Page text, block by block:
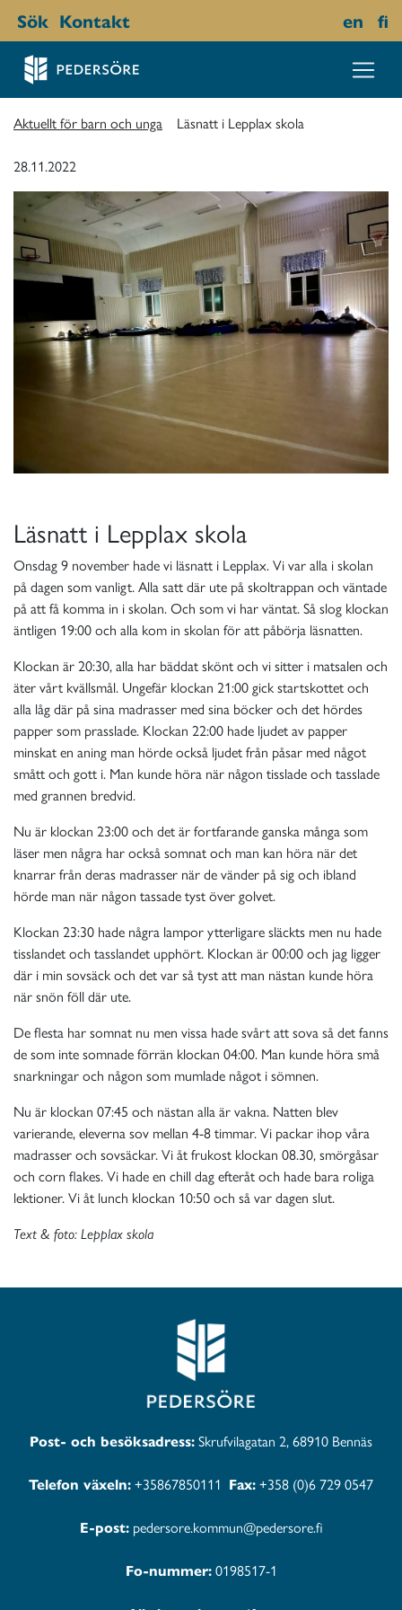
Sök Kontakt en fi
Aktuellt för barn och unga Läsnatt i Lepplax skola
28.11.2022
Läsnatt i Lepplax skola
Onsdag 9 november hade vi läsnatt i Lepplax. Vi var alla i skolan
på dagen som vanligt. Alla satt där ute på skoltrappan och väntade
på att få komma in i skolan. Och som vi har väntat. Så slog klockan
äntligen 19:00 och alla kom in skolan för att påbörja läsnatten.
Klockan är 20:30, alla har bäddat skönt och vi sitter i matsalen och
äter vårt kvällsmål. Ungefär klockan 21:00 gick startskottet och
alla låg där på sina madrasser med sina böcker och det hördes
papper som prasslade. Klockan 22:00 hade ljudet av papper
minskat en aning man hörde också ljudet från påsar med något
smått och gott i. Man kunde höra när någon tisslade och tasslade
med grannen bredvid.
Nu är klockan 23:00 och det är fortfarande ganska många som
läser men några har också somnat och man kan höra när det
knarrar från deras madrasser när de vänder på sig och ibland
hörde man när någon tassade tyst över golvet.
Klockan 23:30 hade några lampor ytterligare släckts men nu hade
tisslandet och tasslandet upphört. Klockan är 00:00 och jag ligger
där i min sovsäck och det var så tyst att man nästan kunde höra
när snön föll där ute.
De flesta har somnat nu men vissa hade svårt att sova så det fanns
de som inte somnade förrän klockan 04:00. Man kunde höra små
snarkningar och någon som mumlade något i sömnen.
Nu är klockan 07:45 och nästan alla är vakna. Natten blev
varierande, eleverna sov mellan 4-8 timmar. Vi packar ihop våra
madrasser och sovsäckar. Vi åt frukost klockan 08.30, smörgåsar
och corn flakes. Vi hade en chill dag efteråt och hade bara roliga
lektioner. Vi åt lunch klockan 10:50 och så var dagen slut.
Text & foto: Lepplax skola
Post- och besöksadress:Skrufvilagatan 2, 68910 Bennäs
Telefon växeln:+35867850111 Fax:+358 (0)6 729 0547
E-post:pedersore.kommun@pedersore.fi
Fo-nummer:0198517-1